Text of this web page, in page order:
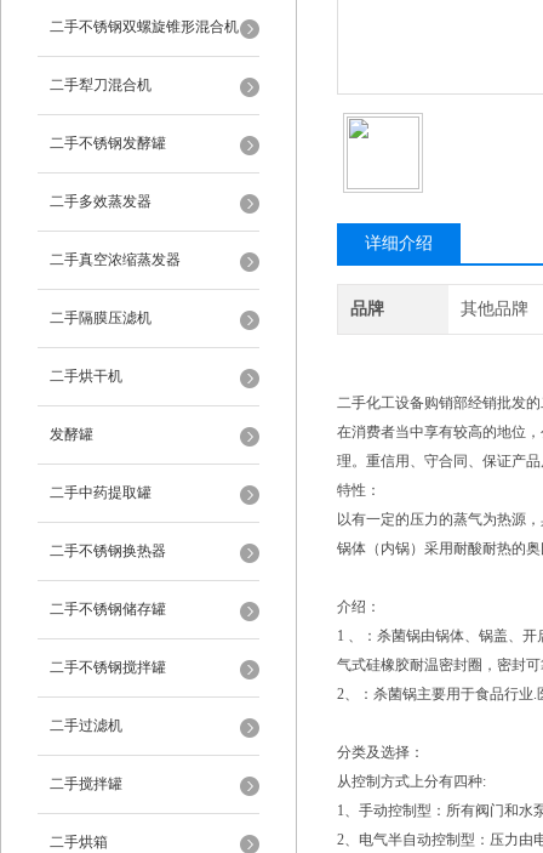
二手不锈钢双螺旋锥形混合机
二手犁刀混合机
二手不锈钢发酵罐
二手多效蒸发器
二手真空浓缩蒸发器
二手隔膜压滤机
二手烘干机
发酵罐
二手中药提取罐
二手不锈钢换热器
二手不锈钢储存罐
二手不锈钢搅拌罐
二手过滤机
二手搅拌罐
二手烘箱
详细介绍
品牌 其他品牌
二手化工设备购销部经销批发
在消费者当中享有较高的地位
理。重信用、守合同、保证产
特性：
以有一定的压力的蒸气为热源
锅体（内锅）采用耐酸耐热的
介绍：
1 、：杀菌锅由锅体、锅盖、
气式硅橡胶耐温密封圈，密封
2、：杀菌锅主要用于食品行业.
分类及选择：
从控制方式上分有四种:
1、手动控制型：所有阀门和水
2、电气半自动控制型：压力由